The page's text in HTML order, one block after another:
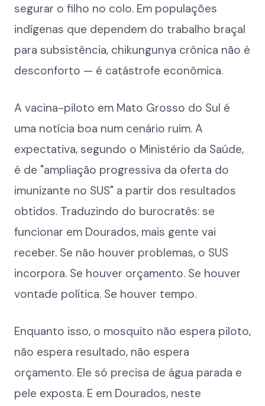
segurar o filho no colo. Em populações
indígenas que dependem do trabalho braçal
para subsistência, chikungunya crônica não é
desconforto — é catástrofe econômica.
A vacina-piloto em Mato Grosso do Sul é
uma notícia boa num cenário ruim. A
expectativa, segundo o Ministério da Saúde,
é de "ampliação progressiva da oferta do
imunizante no SUS" a partir dos resultados
obtidos. Traduzindo do burocratês: se
funcionar em Dourados, mais gente vai
receber. Se não houver problemas, o SUS
incorpora. Se houver orçamento. Se houver
vontade política. Se houver tempo.
Enquanto isso, o mosquito não espera piloto,
não espera resultado, não espera
orçamento. Ele só precisa de água parada e
pele exposta. E em Dourados, neste